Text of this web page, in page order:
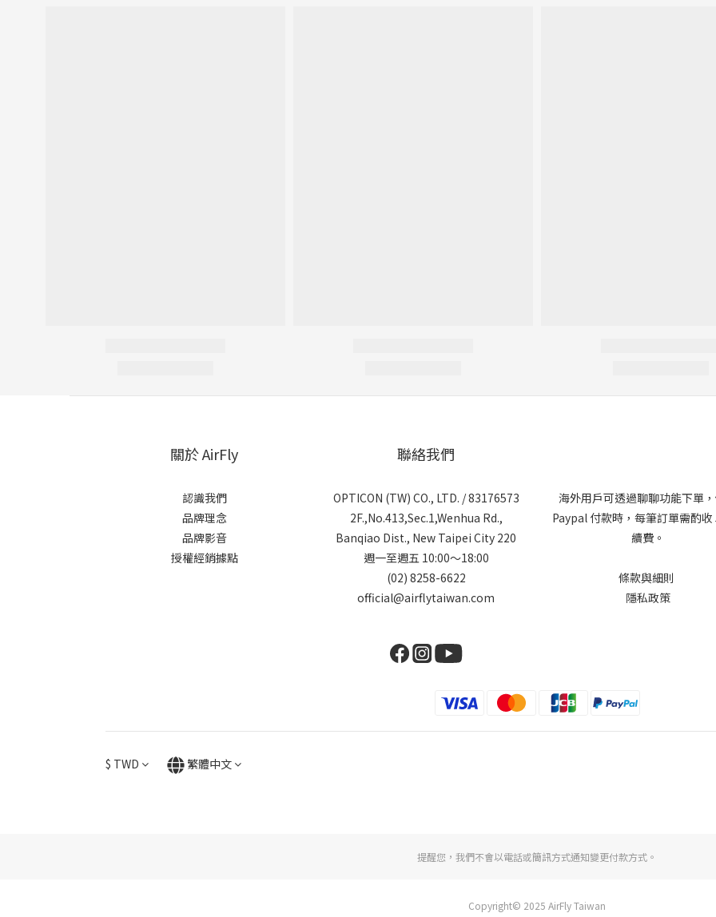
關於 AirFly
認識我們
品牌理念
品牌影音
授權經銷據點
聯絡我們
OPTICON (TW) CO., LTD. / 83176573
2F.,No.413,Sec.1,Wenhua Rd.,
Banqiao Dist., New Taipei City 220
週一至週五 10:00～18:00
(02) 8258-6622
official@airflytaiwan.com
海外用戶可透過聊聊功能下單
Paypal 付款時，每筆訂單需酌
續費。
條款與細則
隱私政策
$ TWD 繁體中文
提醒您，我們不會以電話或簡訊方式通知變更付款方式。
Copyright© 2025 AirFly Taiwan